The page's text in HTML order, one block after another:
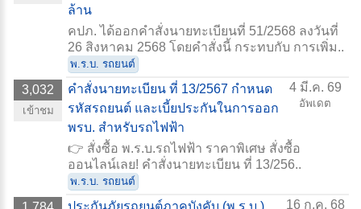
ล้าน
คปภ. ได้ออกคำสั่งนายทะเบียนที่ 51/2568 ลงวันที่
26 สิงหาคม 2568 โดยคำสั่งนี้ กระทบกับ การเพิ่ม..
พ.ร.บ. รถยนต์
3,032
เข้าชม
คำสั่งนายทะเบียน ที่ 13/2567 กำหนด
รหัสรถยนต์ และเบี้ยประกันในการออก
พรบ. สำหรับรถไฟฟ้า
4 มี.ค. 69
อัพเดต
👉 สั่งซื้อ พ.ร.บ.รถไฟฟ้า ราคาพิเศษ สั่งซื้อ
ออนไลน์เลย! คำสั่งนายทะเบียน ที่ 13/256..
พ.ร.บ. รถยนต์
ประกันภัยรถยนต์ภาคบังคับ (พ.ร.บ.)
16 ก.ค. 68